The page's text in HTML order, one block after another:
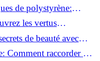
de polystyrène:
sans effort !
les vertus
coco!de beauté avec
Comment raccorder un